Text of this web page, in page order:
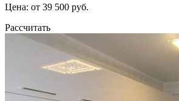
Цена: от 39 500 руб.
Рассчитать